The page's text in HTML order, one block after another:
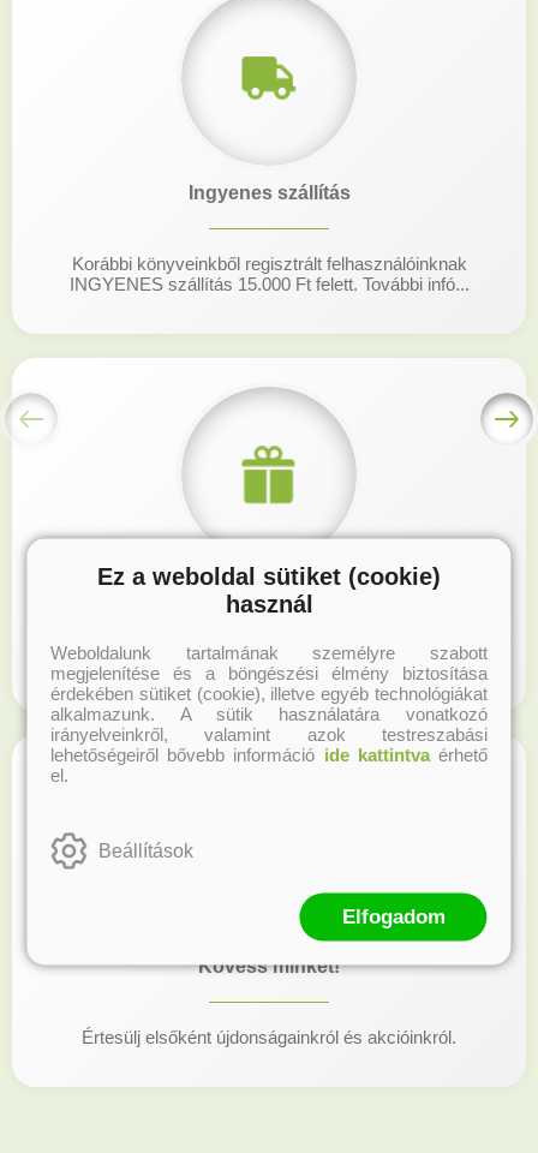
Ingyenes szállítás
Korábbi könyveinkből regisztrált felhasználóinknak
INGYENES szállítás 15.000 Ft felett. További infó...
Hűségprogram
Regisztrálj honlapunkon és gyűjtsd a hűségpontokat!
Kövess minket!
Értesülj elsőként újdonságainkról és akcióinkról.
Ez a weboldal sütiket (cookie)
használ
Weboldalunk tartalmának személyre szabott
megjelenítése és a böngészési élmény biztosítása
érdekében sütiket (cookie), illetve egyéb technológiákat
alkalmazunk. A sütik használatára vonatkozó
irányelveinkről, valamint azok testreszabási
lehetőségeiről bővebb információ ide kattintvaérhető
el.
Beállítások
Elfogadom